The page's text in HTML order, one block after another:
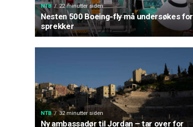
NTB 22 minutter siden
Nesten 500 Boeing-fly må undersøkes for
sprekker
NTB 32 minutter siden
Ny ambassadør til Jordan – tar over for